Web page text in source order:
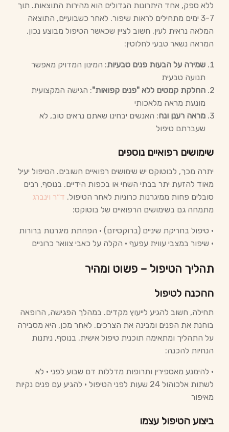
ללא ספק, אחד היתרונות הגדולים הוא מהירות התוצאות. תוך
3-7 ימים מתחילים לראות שיפור. לאחר כשבועיים, התוצאה
המלאה נראית לעין. חשוב לציין שכאשר הטיפול מבוצע נכון,
המראה נשאר טבעי לחלוטין:
שמירה על הבעות פנים טבעיות: המינון המדויק מאפשר
תנועה טבעית
החלקת קמטים ללא "פנים קפואות": הגישה המקצועית
מונעת מראה מלאכותי
מראה רענן ונח: האנשים יבחינו שאתם נראים טוב, לא
שעברתם טיפול
שימושים רפואיים נוספים
יתרה מכך, לבוטוקס יש שימושים רפואיים חשובים. הטיפול יעיל
מאוד להזעת יתר בבתי השחי או בכפות הידיים. בנוסף, רבים
סובלים פחות ממיגרנות כרוניות לאחר הטיפול. ד״ר וינברג
מתמחה גם בשימושים הרפואיים של בוטוקס:
• טיפול בחריקת שיניים (ברוקסיזם) • הפחתת מיגרנות ברורות
• שיפור במצבי עווית עפעף • הקלה על כאבי צוואר כרוניים
תהליך הטיפול – פשוט ומהיר
ההכנה לטיפול
תחילה, חשוב להגיע לייעוץ מקדים. במהלך הפגישה, הרופאה
בוחנת את הפנים ומבינה את הצרכים. לאחר מכן, היא מסבירה
על התהליך ומתאימה תוכנית טיפול אישית. בנוסף, ניתנות
הנחיות להכנה:
• להימנע מאספירין ותרופות מדללות דם שבוע לפני • לא
לשתות אלכוהול 24 שעות לפני הטיפול • להגיע עם פנים נקיות
מאיפור
ביצוע הטיפול עצמו